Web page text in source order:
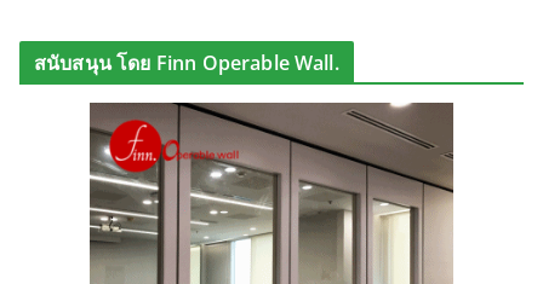
สนับสนุน โดย Finn Operable Wall.